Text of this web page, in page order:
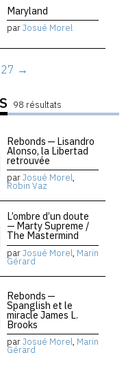
Maryland
parJosué Morel
27 →
98 résultats
Rebonds — Lisandro
Alonso, la Libertad
retrouvée
parJosué Morel,
Robin Vaz
L’ombre d’un doute
— Marty Supreme /
The Mastermind
parJosué Morel, Marin
Gérard
Rebonds —
Spanglish et le
miracle James L.
Brooks
parJosué Morel, Marin
Gérard